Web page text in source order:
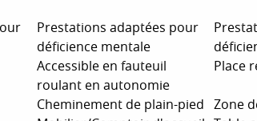
Prestations adaptées pour
déficience mentale
Accessible en fauteuil
roulant en autonomie
Place
Cheminement de plain-pied
Zone